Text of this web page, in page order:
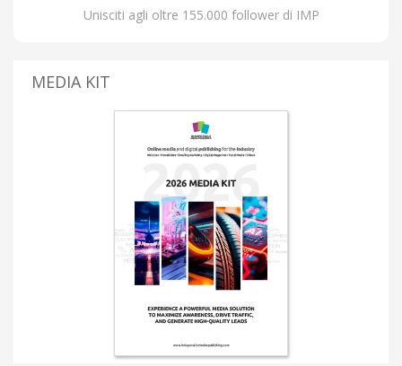
Unisciti agli oltre 155.000 follower di IMP
MEDIA KIT